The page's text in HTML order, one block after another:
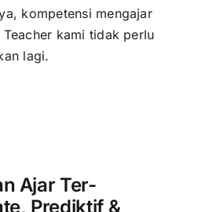
kompetensi mengajar
Teacher kami tidak perlu
lagi.
Ajar Ter-
Prediktif &